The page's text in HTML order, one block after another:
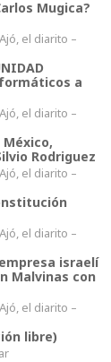
Mugica?
el diarito –
a
el diarito –
México,
Rodriguez
el diarito –
el diarito –
israelí
Malvinas con
el diarito –
libre)